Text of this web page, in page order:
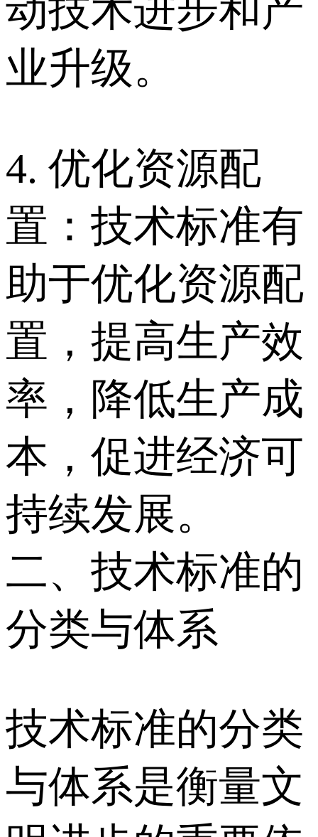
动技术进步和产
业升级。
4. 优化资源配
置：技术标准有
助于优化资源配
置，提高生产效
率，降低生产成
本，促进经济可
持续发展。
二、技术标准的
分类与体系
技术标准的分类
与体系是衡量文